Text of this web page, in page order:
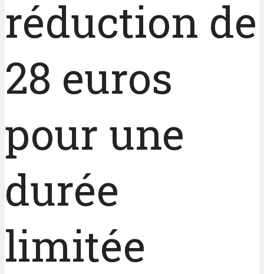
réduction de
28 euros
pour une
durée
limitée